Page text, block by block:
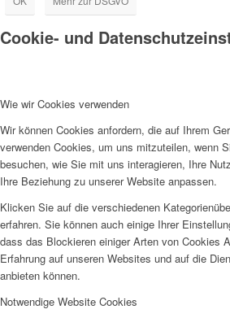
Cookie- und
Wie wir Cookies verwenden
Wir können Cookies anfordern, die auf Ihrem
verwenden Cookies, um uns mitzuteilen, wenn
besuchen, wie Sie mit uns interagieren, Ihre
Ihre Beziehung zu unserer Website anpassen.
Klicken Sie auf die verschiedenen
erfahren. Sie können auch einige Ihrer
dass das Blockieren einiger Arten von Cookies
Erfahrung auf unseren Websites und auf die
anbieten können.
Notwendige Website Cookies